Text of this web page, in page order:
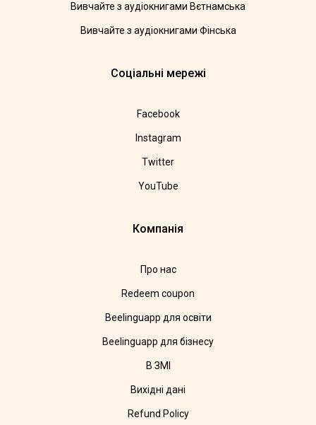
Вивчайте з аудіокнигами Вєтнамська
Вивчайте з аудіокнигами Фінська
Соціальні мережі
Facebook
Instagram
Twitter
YouTube
Компанія
Про нас
Redeem coupon
Beelinguapp для освіти
Beelinguapp для бізнесу
В ЗМІ
Вихідні дані
Refund Policy